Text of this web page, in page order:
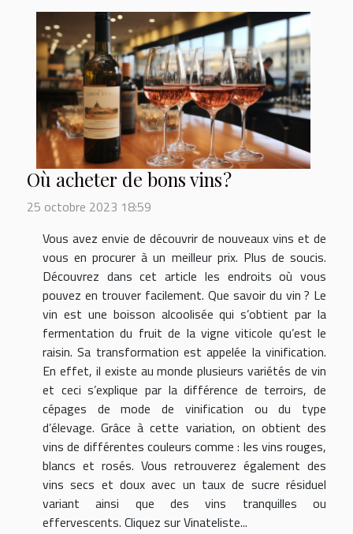
Où acheter de bons vins ?
25 octobre 2023 18:59
Vous avez envie de découvrir de nouveaux vins et de
vous en procurer à un meilleur prix. Plus de soucis.
Découvrez dans cet article les endroits où vous
pouvez en trouver facilement. Que savoir du vin ? Le
vin est une boisson alcoolisée qui s’obtient par la
fermentation du fruit de la vigne viticole qu’est le
raisin. Sa transformation est appelée la vinification.
En effet, il existe au monde plusieurs variétés de vin
et ceci s’explique par la différence de terroirs, de
cépages de mode de vinification ou du type
d’élevage. Grâce à cette variation, on obtient des
vins de différentes couleurs comme : les vins rouges,
blancs et rosés. Vous retrouverez également des
vins secs et doux avec un taux de sucre résiduel
variant ainsi que des vins tranquilles ou
effervescents. Cliquez sur Vinateliste...